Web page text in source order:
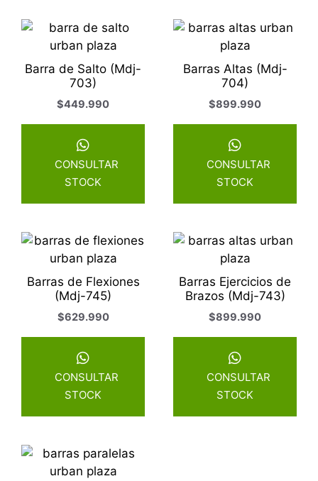
Barra de Salto (Mdj-
703)
$449.990
CONSULTAR
STOCK
Barras Altas (Mdj-
704)
$899.990
CONSULTAR
STOCK
Barras de Flexiones
(Mdj-745)
$629.990
CONSULTAR
STOCK
Barras Ejercicios de
Brazos (Mdj-743)
$899.990
CONSULTAR
STOCK